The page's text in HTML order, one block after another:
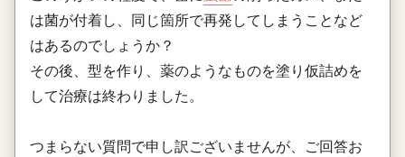
は菌が付着し、同じ箇所で再発してしまうことなど
はあるのでしょうか？
その後、型を作り、薬のようなものを塗り仮詰めを
して治療は終わりました。
つまらない質問で申し訳ございませんが、ご回答お